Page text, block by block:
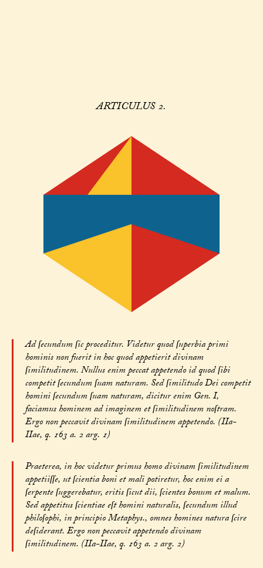
ARTICULUS 2.
Ad ſecundum ſic proceditur. Videtur quod ſuperbia primi
hominis non fuerit in hoc quod appetierit divinam
ſimilitudinem. Nullus enim peccat appetendo id quod ſibi
competit ſecundum ſuam naturam. Sed ſimilitudo Dei competit
homini ſecundum ſuam naturam, dicitur enim Gen. I,
faciamus hominem ad imaginem et ſimilitudinem noſtram.
Ergo non peccavit divinam ſimilitudinem appetendo. (IIa-
IIae, q. 163 a. 2 arg. 1)
Praeterea, in hoc videtur primus homo divinam ſimilitudinem
appetiiſſe, ut ſcientia boni et mali potiretur, hoc enim ei a
ſerpente ſuggerebatur, eritis ſicut dii, ſcientes bonum et malum.
Sed appetitus ſcientiae eſt homini naturalis, ſecundum illud
philoſophi, in principio Metaphys., omnes homines natura ſcire
deſiderant. Ergo non peccavit appetendo divinam
ſimilitudinem. (IIa-IIae, q. 163 a. 2 arg. 2)